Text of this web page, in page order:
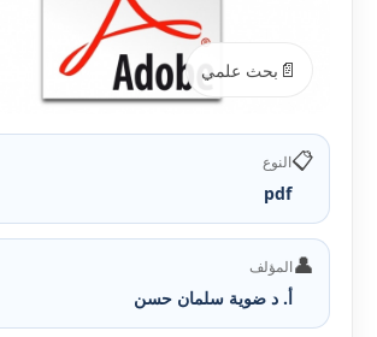
📄 بحث علمي
📋النوع
pdf
👤المؤلف
أ. د ضوية سلمان حسن